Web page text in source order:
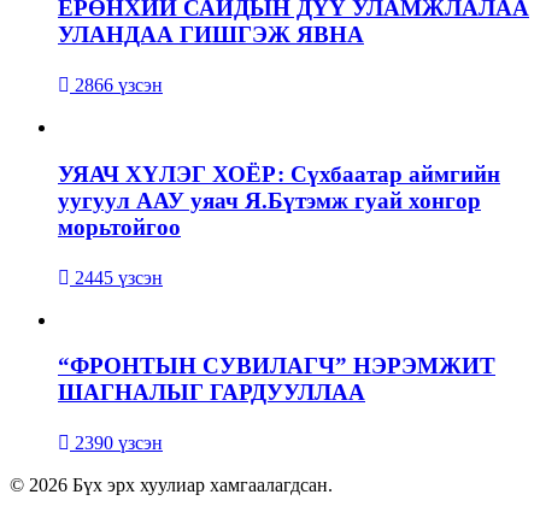
ЕРӨНХИЙ САЙДЫН ДҮҮ УЛАМЖЛАЛАА
УЛАНДАА ГИШГЭЖ ЯВНА
2866 үзсэн
УЯАЧ ХҮЛЭГ ХОЁР: Сүхбаатар аймгийн
уугуул ААУ уяач Я.Бүтэмж гуай хонгор
морьтойгоо
2445 үзсэн
“ФРОНТЫН СУВИЛАГЧ” НЭРЭМЖИТ
ШАГНАЛЫГ ГАРДУУЛЛАА
2390 үзсэн
© 2026 Бүх эрх хуулиар хамгаалагдсан.